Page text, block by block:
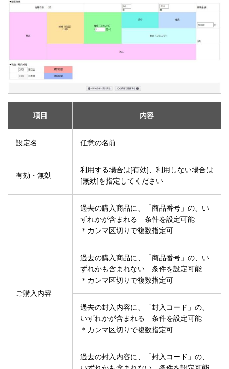
項目 内容
設定名 任意の名前
有効・無効
利用する場合は[有効]、利用しない場合は
[無効]を指定してください
ご購入内容
過去の購入商品に、「商品番号」の、い
ずれかが含まれる 条件を設定可能
＊カンマ区切りで複数指定可
過去の購入商品に、「商品番号」の、い
ずれかも含まれない 条件を設定可能
＊カンマ区切りで複数指定可
過去の封入内容に、「封入コード」の、
いずれかが含まれる 条件を設定可能
＊カンマ区切りで複数指定可
過去の封入内容に、「封入コード」の、